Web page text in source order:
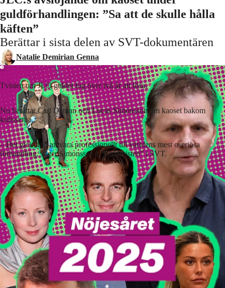
guldförhandlingen: ”Sa att de skulle hålla
käften”
Berättar i sista delen av SVT-dokumentären
Natalie Demirian Genna
Tvisten om JLC-guldet tog över två år att lösa.
Nu berättar Carl Déman och Lucas Simonsson om kaoset bakom
kulisserna.
– Det gick från att vara professionellt till världens mest oseriösa
förhandling, säger Simonsson i ”Guldtvisten” i SVT.
Lyssna på artikeln
4 min